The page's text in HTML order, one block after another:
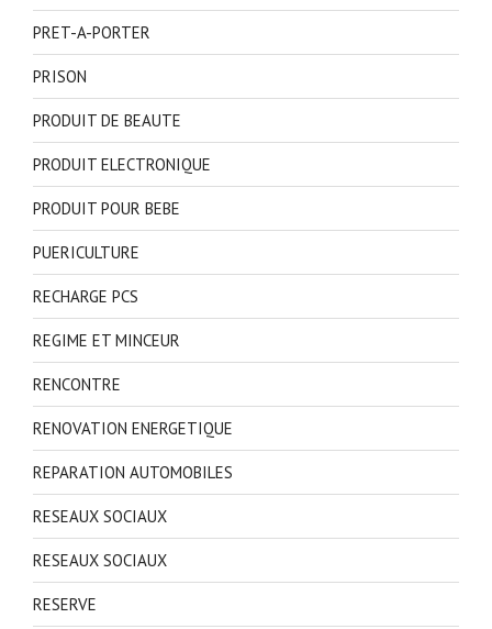
PRET-A-PORTER
PRISON
PRODUIT DE BEAUTE
PRODUIT ELECTRONIQUE
PRODUIT POUR BEBE
PUERICULTURE
RECHARGE PCS
REGIME ET MINCEUR
RENCONTRE
RENOVATION ENERGETIQUE
REPARATION AUTOMOBILES
RESEAUX SOCIAUX
RESEAUX SOCIAUX
RESERVE